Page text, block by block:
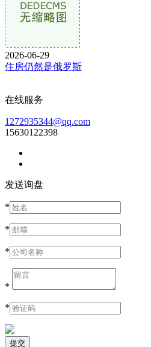
2026-06-29
住房仍然是俄罗斯
在线服务
1272935344@qq.com
15630122398
发送询盘
*
*
*
*
*